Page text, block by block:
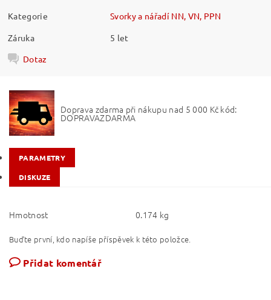
Kategorie
Svorky a nářadí NN, VN, PPN
Záruka
5 let
Dotaz
Doprava zdarma při nákupu nad 5 000 Kč kód:
DOPRAVAZDARMA
PARAMETRY
DISKUZE
Hmotnost 0.174 kg
Buďte první, kdo napíše příspěvek k této položce.
Přidat komentář